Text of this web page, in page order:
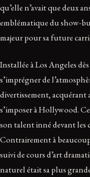
qu’elle n’avait que deux
emblématique du show-
majeur pour sa future
Installée à Los Angeles
s’imprégner de
divertissement, acquérant
s’imposer à Hollywood.
son talent inné devant les
Contrairement à beaucoup
suivi de cours d’art
naturel était sa plus